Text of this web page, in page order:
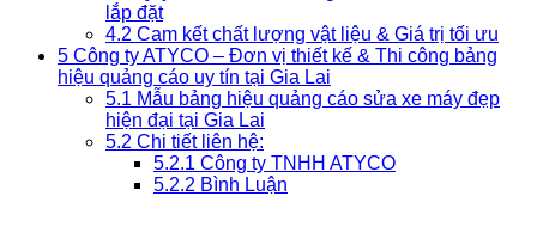
lắp đặt
4.2 Cam kết chất lượng vật liệu & Giá trị tối ưu
5 Công ty ATYCO – Đơn vị thiết kế & Thi công bảng
hiệu quảng cáo uy tín tại Gia Lai
5.1 Mẫu bảng hiệu quảng cáo sửa xe máy đẹp
hiện đại tại Gia Lai
5.2 Chi tiết liên hệ:
5.2.1 Công ty TNHH ATYCO
5.2.2 Bình Luận